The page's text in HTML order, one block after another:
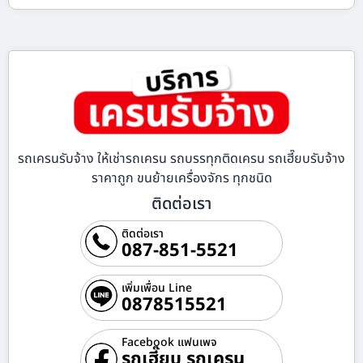
รถเครนรับจ้าง ให้เช่ารถเครน รถบรรทุกติดเครน รถเฮี๊ยบรับจ้าง
ราคาถูก ขนย้ายเครื่องจักร ทุกชนิด
ติดต่อเรา
ติดต่อเรา
087-851-5521
เพิ่มเพื่อน Line
0878515521
Facebook แฟนเพจ